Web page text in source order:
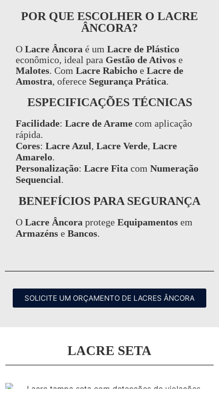
POR QUE ESCOLHER O LACRE
ÂNCORA?
O Lacre Âncora é um Lacre de Plástico
econômico, ideal para Gestão de Ativos e
Malotes. Com Lacre Rabicho e Lacre de
Amostra, oferece Segurança Prática.
ESPECIFICAÇÕES TÉCNICAS
Facilidade: Lacre de Arame com aplicação
rápida.
Cores: Lacre Azul, Lacre Verde, Lacre
Amarelo.
Personalização: Lacre Fita com Numeração
Sequencial.
BENEFÍCIOS PARA SEGURANÇA
O Lacre Âncora protege Equipamentos em
Armazéns e Bancos.
SOLICITE UM ORÇAMENTO DE LACRES ÂNCORA
LACRE SETA